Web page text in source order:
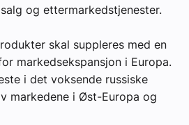
og ettermarkedstjenester.
skal suppleres med en
markedsekspansjon i Europa.
i det voksende russiske
markedene i Øst-Europa og